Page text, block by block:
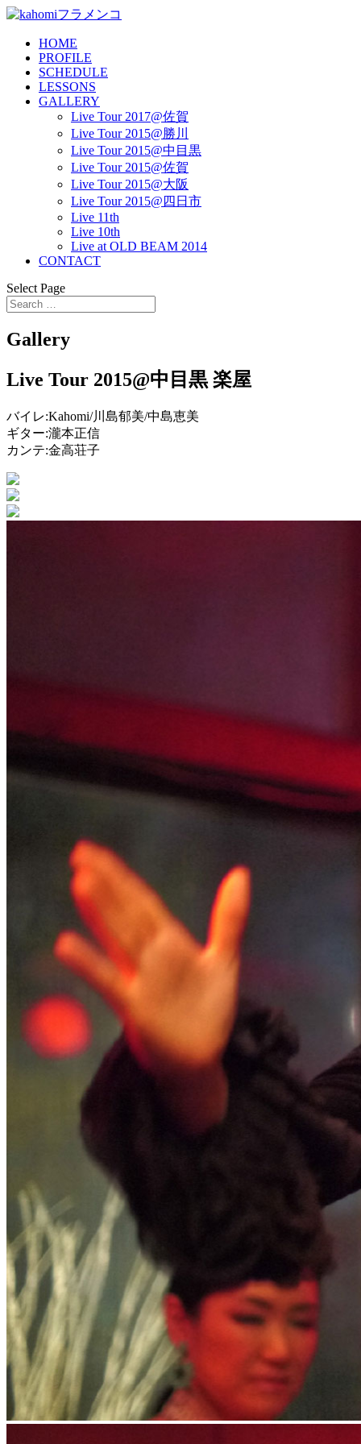
HOME
PROFILE
SCHEDULE
LESSONS
GALLERY
Live Tour 2017@佐賀
Live Tour 2015@勝川
Live Tour 2015@中目黒
Live Tour 2015@佐賀
Live Tour 2015@大阪
Live Tour 2015@四日市
Live 11th
Live 10th
Live at OLD BEAM 2014
CONTACT
Select Page
Gallery
Live Tour 2015@中目黒 楽屋
バイレ:Kahomi/川島郁美/中島恵美
ギター:瀧本正信
カンテ:金高荘子